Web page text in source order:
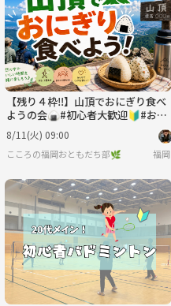
【残り４枠‼️】山頂でおにぎり食べ
ようの会🍙#初心者大歓迎🔰#おひ
とり様参加OK❣️#友だち作り
8/11(火) 09:00
こころの福岡おともだち部🌿 福岡